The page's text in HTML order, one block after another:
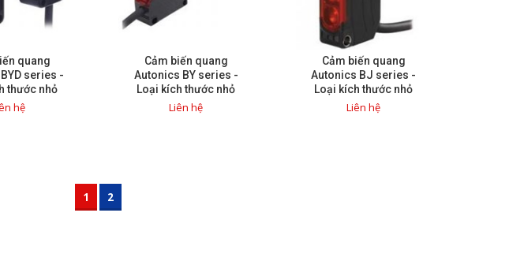
quang
series -
thước nhỏ
gọnhệ
Cảm biến quang
Autonics BY series -
Loại kích thước nhỏ
gọn
Liên hệ
Cảm biến quang
Autonics BJ series -
Loại kích thước nhỏ
gọn
Liên hệ
1 2